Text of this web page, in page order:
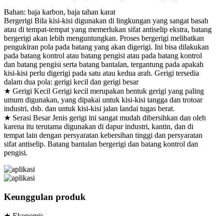
Bahan: baja karbon, baja tahan karat
Bergerigi Bila kisi-kisi digunakan di lingkungan yang sangat basah
atau di tempat-tempat yang memerlukan sifat antiselip ekstra, batang
bergerigi akan lebih menguntungkan. Proses bergerigi melibatkan
pengukiran pola pada batang yang akan digerigi. Ini bisa dilakukan
pada batang kontrol atau batang pengisi atau pada batang kontrol
dan batang pengisi serta batang bantalan, tergantung pada apakah
kisi-kisi perlu digerigi pada satu atau kedua arah. Gerigi tersedia
dalam dua pola: gerigi kecil dan gerigi besar
★ Gerigi Kecil Gerigi kecil merupakan bentuk gerigi yang paling
umum digunakan, yang dipakai untuk kisi-kisi tangga dan trotoar
industri, dsb. dan untuk kisi-kisi jalan landai tugas berat.
★ Serasi Besar Jenis gerigi ini sangat mudah dibersihkan dan oleh
karena itu terutama digunakan di dapur industri, kantin, dan di
tempat lain dengan persyaratan kebersihan tinggi dan persyaratan
sifat antiselip. Batang bantalan bergerigi dan batang kontrol dan
pengisi.
Keunggulan produk